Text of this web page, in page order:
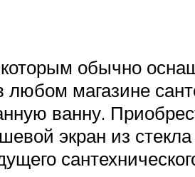
которым обычно
магазине
ванну.
экран из